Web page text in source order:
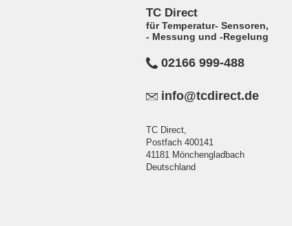
TC Direct
für Temperatur- Sensoren,
- Messung und -Regelung
02166 999-488
info@tcdirect.de
TC Direct,
Postfach 400141
41181 Mönchengladbach
Deutschland